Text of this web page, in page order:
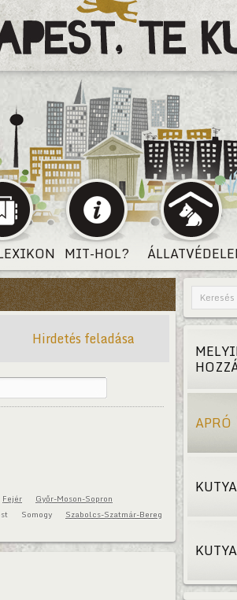
MIT-HOL?
Hirdetés feladása
Fejér
Győr-Moson-Sopron
Somogy
Szabolcs-Szatmár-Bereg
APRÓ